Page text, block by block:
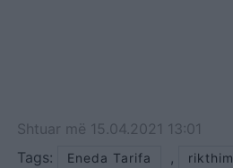
Shtuar më 15.04.2021 13:01
Tags:
Eneda Tarifa , rikthim